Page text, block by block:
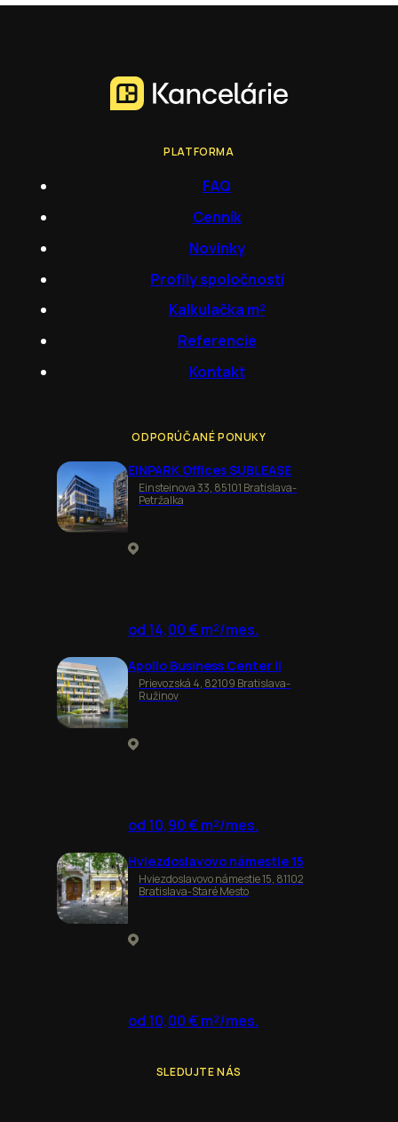
PLATFORMA
FAQ
Cenník
Novinky
Profily spoločností
Kalkulačka m²
Referencie
Kontakt
ODPORÚČANÉ PONUKY
EINPARK Offices SUBLEASE
Einsteinova 33, 85101 Bratislava-
Petržalka
od 14,00 € m²/mes.
Apollo Business Center II
Prievozská 4, 82109 Bratislava-
Ružinov
od 10,90 € m²/mes.
Hviezdoslavovo námestie 15
Hviezdoslavovo námestie 15, 81102
Bratislava-Staré Mesto
od 10,00 € m²/mes.
SLEDUJTE NÁS